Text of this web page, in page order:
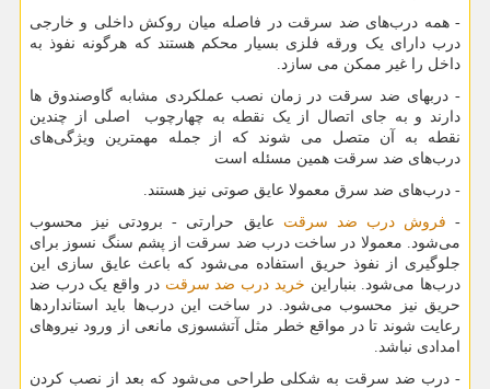
- همه درب‌های ضد سرقت در فاصله میان روکش داخلی و خارجی
درب دارای یک ورقه فلزی بسیار محکم هستند که هرگونه نفوذ به
داخل را غیر ممکن می سازد.
- دربهای ضد سرقت در زمان نصب عملکردی مشابه گاوصندوق ها
دارند و به جای اتصال از یک نقطه به چهارچوب اصلی از چندین
نقطه به آن متصل می شوند که از جمله مهمترین ویژگی‌های
درب‌های ضد سرقت همین مسئله است
- درب‌های ضد سرق معمولا عایق صوتی نیز هستند.
- فروش درب ضد سرقت عایق حرارتی - برودتی نیز محسوب
می‌شود. معمولا در ساخت درب ضد سرقت از پشم سنگ نسوز برای
جلوگیری از نفوذ حریق استفاده می‌شود که باعث عایق سازی این
درب‌ها می‌شود. بنباراین خرید درب ضد سرقت در واقع یک درب ضد
حریق نیز محسوب می‌شود. در ساخت این درب‌ها باید استانداردها
رعایت شوند تا در مواقع خطر مثل آتشسوزی مانعی از ورود نیروهای
امدادی نباشد.
- درب ضد سرقت به شکلی طراحی می‌شود که بعد از نصب کردن